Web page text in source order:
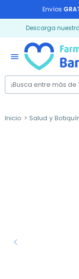
Envíos
Descarga
menu
Inicio Salud y
Anterior
keyboard_arrow_left